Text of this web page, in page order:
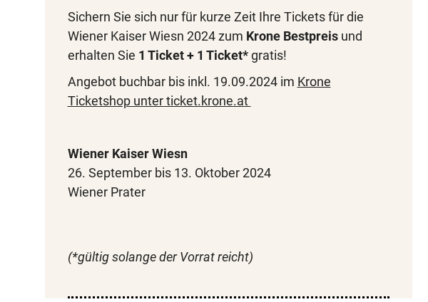
Sichern Sie sich nur für kurze Zeit Ihre Tickets für die
Wiener Kaiser Wiesn 2024 zum Krone Bestpreisund
erhalten Sie 1 Ticket + 1 Ticket*gratis!
Angebot buchbar bis inkl. 19.09.2024 im Krone
Ticketshop unter ticket.krone.at
Wiener Kaiser Wiesn
26. September bis 13. Oktober 2024
Wiener Prater
(*gültig solange der Vorrat reicht)